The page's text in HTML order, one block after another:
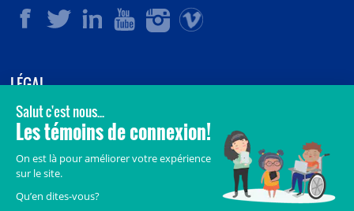
LÉGAL
© 2006-2026CHU Sainte-Justine.
Tous droits réservés.
Crédits
Accès aux documents des organismes publics